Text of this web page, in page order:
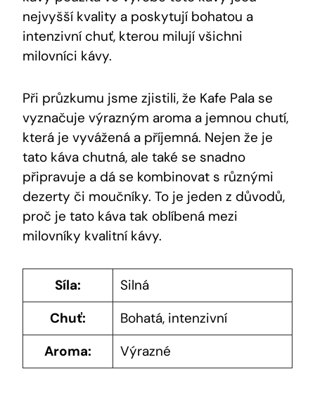
nejvyšší kvality⁢ a poskytují⁢ bohatou a
⁣intenzivní chuť, ⁣kterou milují​ všichni
milovníci kávy.
Při průzkumu jsme zjistili, že Kafe Pala ‍se
vyznačuje výrazným aroma a jemnou chutí,
která je vyvážená a příjemná. Nejen že je
tato⁢ káva ‍chutná, ale‍ také se‌ snadno
připravuje a ⁢dá se kombinovat⁢ s různými
dezerty či​ moučníky. To je jeden z ⁣důvodů,
proč je tato káva tak oblíbená mezi
milovníky ⁢kvalitní​ kávy.
Síla:
Silná
Chuť:
Bohatá, intenzivní
Aroma:
Výrazné